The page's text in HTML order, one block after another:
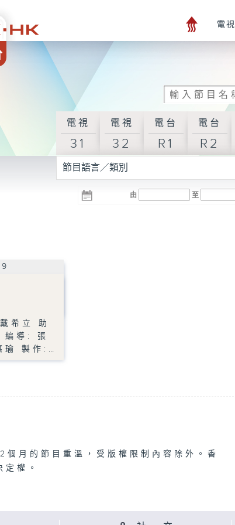
電視
電視
31
電視
32
電台
R1
電台
R2
節目語言／類別
由 至
希立 助
編導: 張
瑜 製作:…
個月的節目重溫，受版權限制內容除外。香
定權。